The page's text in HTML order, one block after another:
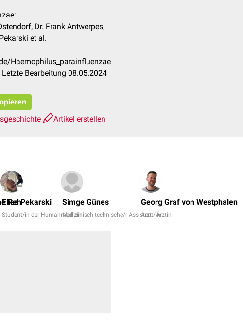
Dr. Frank Antwerpes,
et al.
Haemophilus_parainfluenzae
Bearbeitung 08.05.2024
Artikel erstellen
Reh
Elias Pekarski
Student/in der Humanmedizin
Simge Günes
Medizinisch-technische/r Assistent/in
Georg Graf von Westphalen
Arzt | Ärztin